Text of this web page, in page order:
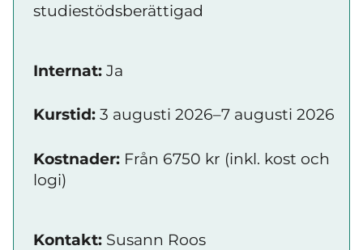
studiestödsberättigad
Internat: Ja
Kurstid: 3 augusti 2026–7 augusti 2026
Kostnader: Från 6750 kr (inkl. kost och
logi)
Kontakt: Susann Roos